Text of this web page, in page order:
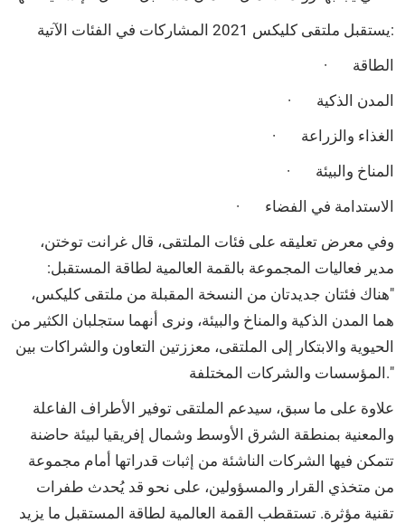
يستقبل ملتقى كليكس 2021 المشاركات في الفئات الآتية:
· الطاقة
· المدن الذكية
· الغذاء والزراعة
· المناخ والبيئة
· الاستدامة في الفضاء
وفي معرض تعليقه على فئات الملتقى، قال غرانت توختن،
مدير فعاليات المجموعة بالقمة العالمية لطاقة المستقبل:
"هناك فئتان جديدتان من النسخة المقبلة من ملتقى كليكس،
هما المدن الذكية والمناخ والبيئة، ونرى أنهما ستجلبان الكثير من
الحيوية والابتكار إلى الملتقى، معززتين التعاون والشراكات بين
المؤسسات والشركات المختلفة."
علاوة على ما سبق، سيدعم الملتقى توفير الأطراف الفاعلة
والمعنية بمنطقة الشرق الأوسط وشمال إفريقيا لبيئة حاضنة
تتمكن فيها الشركات الناشئة من إثبات قدراتها أمام مجموعة
من متخذي القرار والمسؤولين، على نحو قد يُحدث طفرات
تقنية مؤثرة. تستقطب القمة العالمية لطاقة المستقبل ما يزيد